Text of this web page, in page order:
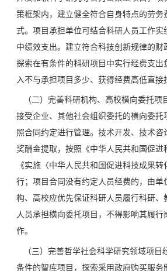
策框架内，建立健全符合自身特点的劳务
式。项目承担单位可结合科研人员工作实
中绩效支出。建立符合科技创新规律的财
探索在有条件的科研项目中实行经费支出
入不与承担项目多少、获得经费高低直接
（二）完善科研机构、高校横向委托项
接受企业、其他社会组织委托的横向委托
照合同约定进行管理。技术开发、技术咨
奖酬金提取，按照《中华人民共和国促进
《实施〈中华人民共和国促进科技成果转
行；项目合同没有约定人员经费的，由单
构、高校应优先保证科研人员履行科研、
人员承担横向委托项目，不得影响其履行
作。
（三）完善哲学社会科学研究领域项目
条件的智库项目，探索采用政府购买服务